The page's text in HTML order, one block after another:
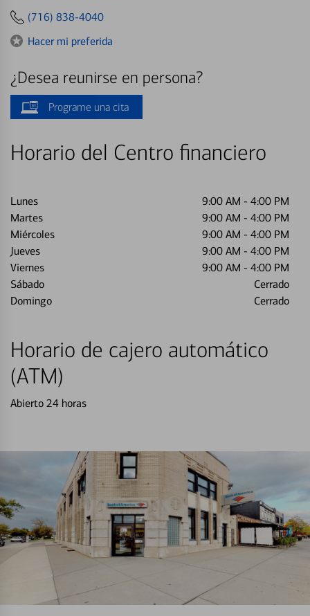
(716) 838-4040
Hacer mi preferida
¿Desea reunirse en persona?
Programe una cita
Horario del Centro financiero
Lunes 9:00 AM - 4:00 PM
Martes
9:00 AM - 4:00 PM
Miércoles
9:00 AM - 4:00 PM
Jueves
9:00 AM - 4:00 PM
Viernes
9:00 AM - 4:00 PM
Sábado
Cerrado
Domingo
Cerrado
Horario de cajero automático
(ATM)
Abierto 24 horas